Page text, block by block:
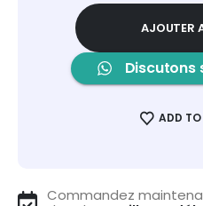
AJOUTER
Discutons
ADD
Commandez